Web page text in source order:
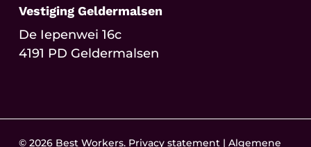
Vestiging Geldermalsen
De Iepenwei 16c
4191 PD Geldermalsen
© 2026 Best Workers. Privacy statement| Algemene